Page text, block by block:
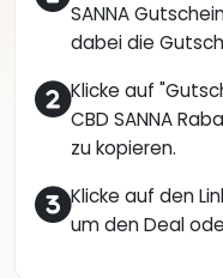
SANNA
dabei die
Klicke auf
CBD SANNA
zu kopieren.
Klicke auf den
um den Deal